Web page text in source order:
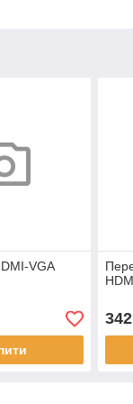
VGA